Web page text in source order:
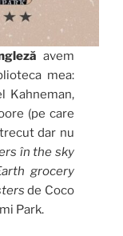
avem
mea:
Kahneman,
(pe care
dar nu
în the sky
grocery
de Coco
Park.